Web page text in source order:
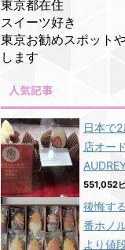
東京都在住
スイーツ好き
東京お勧めスポット
します
人気記事
日本で
店オー
551,052
後悔す
番ホノ
より値